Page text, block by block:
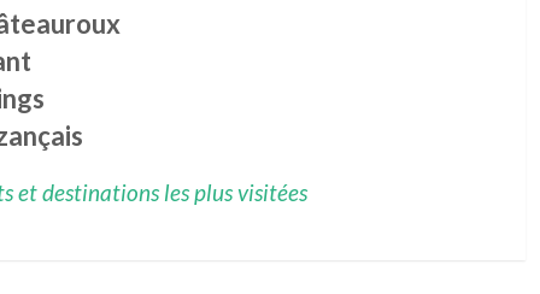
et destinations les plus visitées